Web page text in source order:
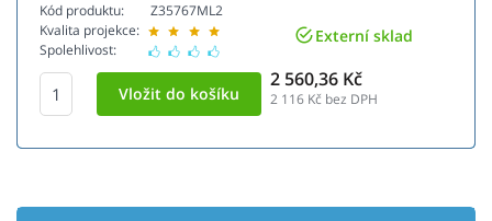
Kód produktu:
Kvalita projekce:
Spolehlivost:
Z35767ML2
Externí sklad
2 560,36 Kč
2 116 Kč bez DPH